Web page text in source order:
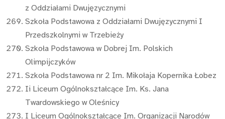
z Oddziałami Dwujęzycznymi
Szkoła Podstawowa z Oddziałami Dwujęzycznymi I
Przedszkolnymi w Trzebieży
Szkoła Podstawowa w Dobrej Im. Polskich
Olimpijczyków
Szkoła Podstawowa nr 2 Im. Mikołaja Kopernika Łobez
Ii Liceum Ogólnokształcące Im. Ks. Jana
Twardowskiego w Oleśnicy
I Liceum Ogólnokształcące Im. Organizacji Narodów